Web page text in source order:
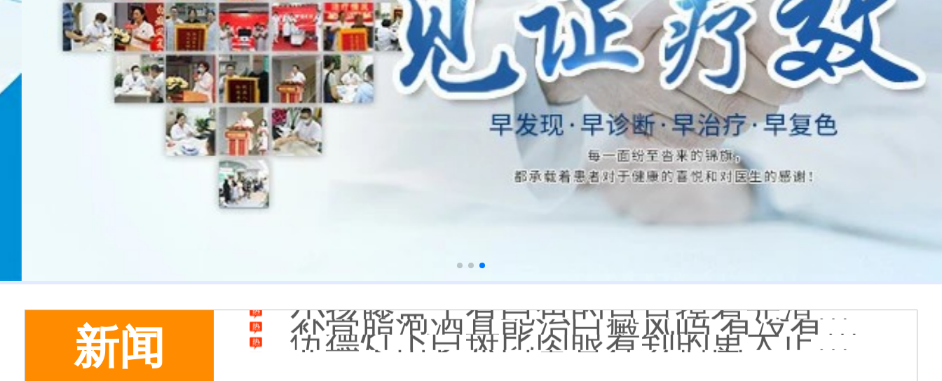
新闻
淘宝购买的伍德灯检查白斑准确吗
大面积白斑做全身仓光疗怎么样
美国进口308激光照白癜风一个光斑大概费用多少
小孩膝盖上有白色的点点摸着光滑怎么回事
伍德灯下白斑比肉眼看到的更大正常吗
儿童下巴长小白点是什么原因
芦可替尼和他克莫司哪个治白癜风好
皮肤ct检测白斑对治疗有什么作用